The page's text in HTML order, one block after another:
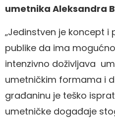
umetnika Aleksandra
„Jedinstven je koncept i
publike da ima
intenzivno doživljava
umetničkim formama i
građaninu je teško
umetničke događaje